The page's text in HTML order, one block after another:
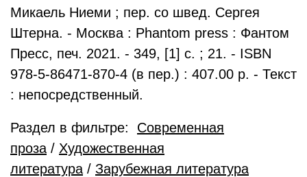
Микаель Ниеми ; пер. со швед. Сергея
Штерна. - Москва : Phantom press : Фантом
Пресс, печ. 2021. - 349, [1] с. ; 21. - ISBN
978-5-86471-870-4 (в пер.) : 407.00 р. - Текст
: непосредственный.
Раздел в фильтре: Современная
проза / Художественная
литература / Зарубежная литература